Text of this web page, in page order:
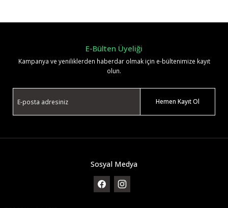
E-Bülten Üyeliği
Kampanya ve yeniliklerden haberdar olmak için e-bültenimize kayıt
olun.
Hemen Kayıt Ol
Sosyal Medya